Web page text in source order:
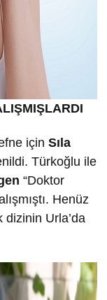
için Sıla
Türkoğlu ile
“Doktor
Henüz
Urla’da